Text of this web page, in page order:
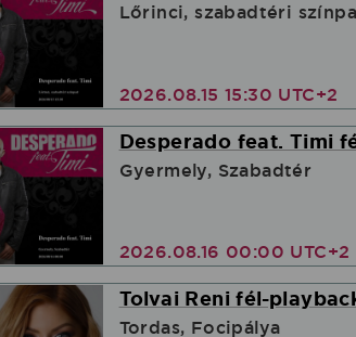
Lőrinci, szabadtéri
2026.08.15 15:30 UTC+2
Desperado feat. Timi
Gyermely, Szabadtér
2026.08.16 00:00 UTC+2
Tolvai Reni fél-
Tordas, Focipálya